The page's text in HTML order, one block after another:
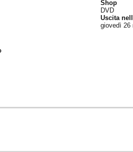
Shop
DVD
Uscita
giovedì 26